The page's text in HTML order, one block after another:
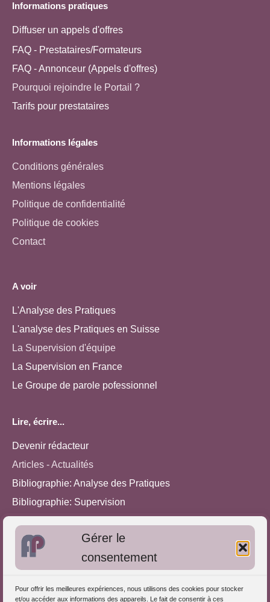
Gérer le
consentement
Pour offrir les meilleures expériences, nous utilisons des cookies pour stocker
et/ou accéder aux informations des appareils. Le fait de consentir à ces
Informations pratiques
Diffuser un appels d'offres
FAQ - Prestataires/Formateurs
FAQ - Annonceur (Appels d'offres)
Pourquoi rejoindre le Portail ?
Tarifs pour prestataires
Informations légales
Conditions générales
Mentions légales
Politique de confidentialité
Politique de cookies
Contact
A voir
L'Analyse des Pratiques
L'analyse des Pratiques en Suisse
La Supervision d'équipe
La Supervision en France
Le Groupe de parole pofessionnel
Lire, écrire...
Devenir rédacteur
Articles - Actualités
Bibliographie: Analyse des Pratiques
Bibliographie: Supervision
Approches de l'Analyse des pratiques
S'inscrire dans l'Annuaire